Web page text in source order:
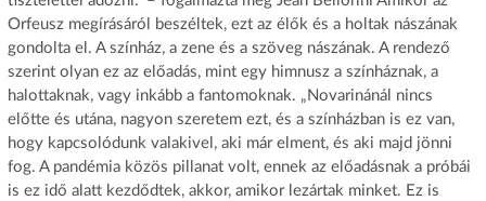
Orfeusz megírásáról beszéltek, ezt az élők és a holtak nászának
gondolta el. A színház, a zene és a szöveg nászának. A rendező
szerint olyan ez az előadás, mint egy himnusz a színháznak, a
halottaknak, vagy inkább a fantomoknak. „Novarinánál nincs
előtte és utána, nagyon szeretem ezt, és a színházban is ez van,
hogy kapcsolódunk valakivel, aki már elment, és aki majd jönni
fog. A pandémia közös pillanat volt, ennek az előadásnak a próbái
is ez idő alatt kezdődtek, akkor, amikor lezártak minket. Ez is